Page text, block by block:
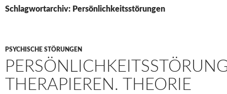
Schlagwortarchiv: Persönlichkeitsstörungen
PSYCHISCHE STÖRUNGEN
THERAPIEREN. THEORIE